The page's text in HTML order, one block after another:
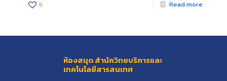
6 Read more
ห้องสมุด สำนักวิทยบริการและ
เทคโนโลยีสารสนเทศ